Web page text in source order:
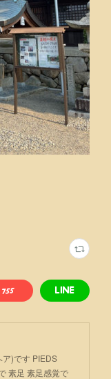
)です PIEDS
素足 素足感覚で